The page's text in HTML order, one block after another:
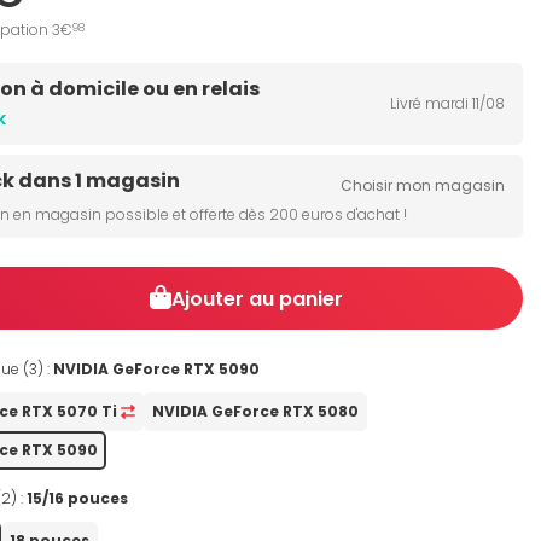
3€98
à domicile ou en relais
Livré mardi 11/08
dans 1 magasin
Choisir mon magasin
en magasin possible et offerte dès 200 euros d'achat !
Ajouter au panier
(3) : NVIDIA GeForce RTX 5090
RTX 5070 Ti
NVIDIA GeForce RTX 5080
RTX 5090
:15/16 pouces